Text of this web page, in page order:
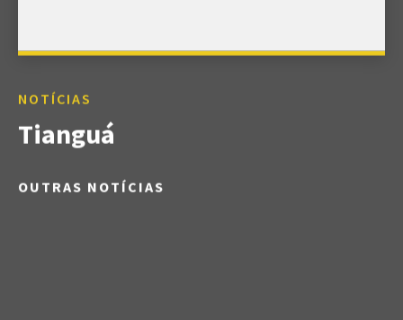
NOTÍCIAS
Tianguá
OUTRAS NOTÍCIAS